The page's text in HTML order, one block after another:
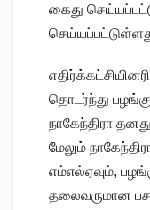
கைது
தொடர்ந்து
நாகேந்திரா
மேலும்
எம்எல்ஏவும்,
தலைவருமான